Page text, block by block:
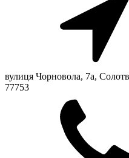
вулиця Чорновола, 7a,
77753